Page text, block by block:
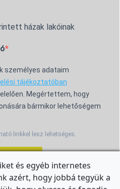
házak lakóinak
személyes adataim
tájékoztatóban
Megértettem, hogy
bármikor lehetőségem
linkkel lesz lehetséges.
clickHERE.
és egyéb internetes
azért, hogy jobbá tegyük a